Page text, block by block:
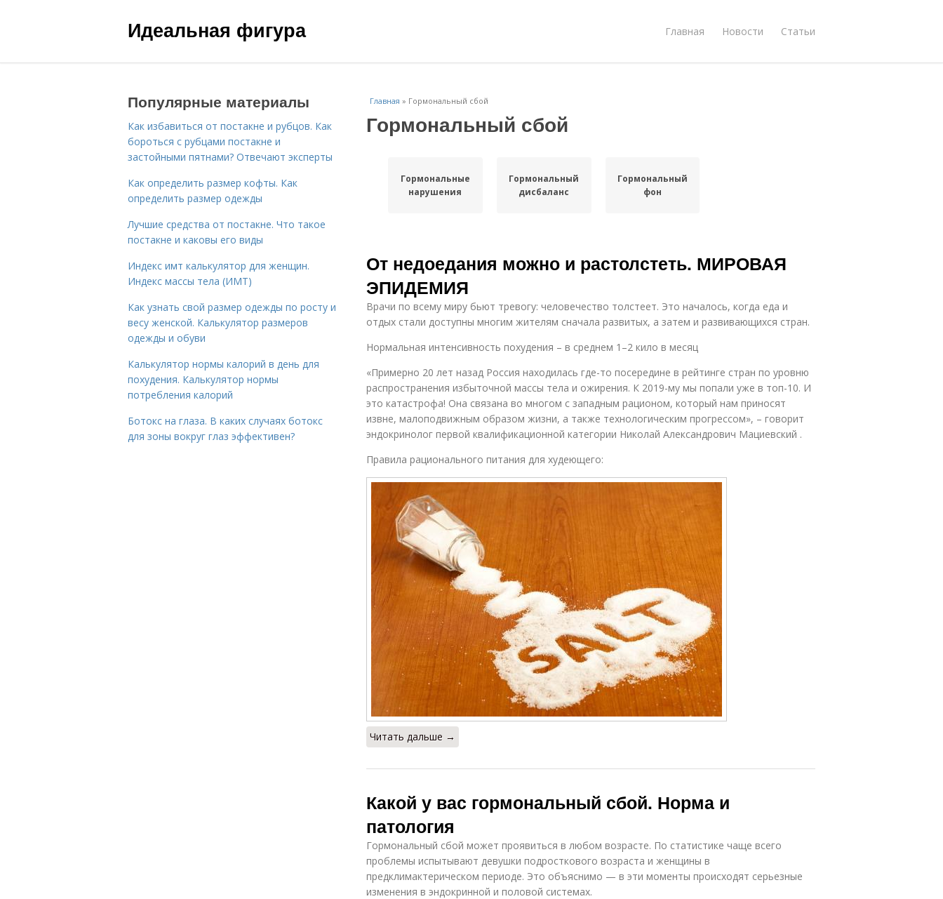
Идеальная фигура Главная Новости Статьи
Главная » Гормональный сбой
Гормональный сбой
Гормональные
нарушения
Гормональный
дисбаланс
Гормональный
фон
От недоедания можно и растолстеть. МИРОВАЯ
ЭПИДЕМИЯ
Врачи по всему миру бьют тревогу: человечество толстеет. Это началось, когда еда и
отдых стали доступны многим жителям сначала развитых, а затем и развивающихся стран.
Нормальная интенсивность похудения – в среднем 1–2 кило в месяц
«Примерно 20 лет назад Россия находилась где-то посередине в рейтинге стран по уровню
распространения избыточной массы тела и ожирения. К 2019-му мы попали уже в топ-10. И
это катастрофа! Она связана во многом с западным рационом, который нам приносят
извне, малоподвижным образом жизни, а также технологическим прогрессом», – говорит
эндокринолог первой квалификационной категории Николай Александрович Мациевский .
Правила рационального питания для худеющего:
Читать дальше →
Какой у вас гормональный сбой. Норма и
патология
Гормональный сбой может проявиться в любом возрасте. По статистике чаще всего
проблемы испытывают девушки подросткового возраста и женщины в
предклимактерическом периоде. Это объяснимо — в эти моменты происходят серьезные
изменения в эндокринной и половой системах.
Популярные материалы
Как избавиться от постакне и рубцов. Как
бороться с рубцами постакне и
застойными пятнами? Отвечают эксперты
Как определить размер кофты. Как
определить размер одежды
Лучшие средства от постакне. Что такое
постакне и каковы его виды
Индекс имт калькулятор для женщин.
Индекс массы тела (ИМТ)
Как узнать свой размер одежды по росту и
весу женской. Калькулятор размеров
одежды и обуви
Калькулятор нормы калорий в день для
похудения. Калькулятор нормы
потребления калорий
Ботокс на глаза. В каких случаях ботокс
для зоны вокруг глаз эффективен?